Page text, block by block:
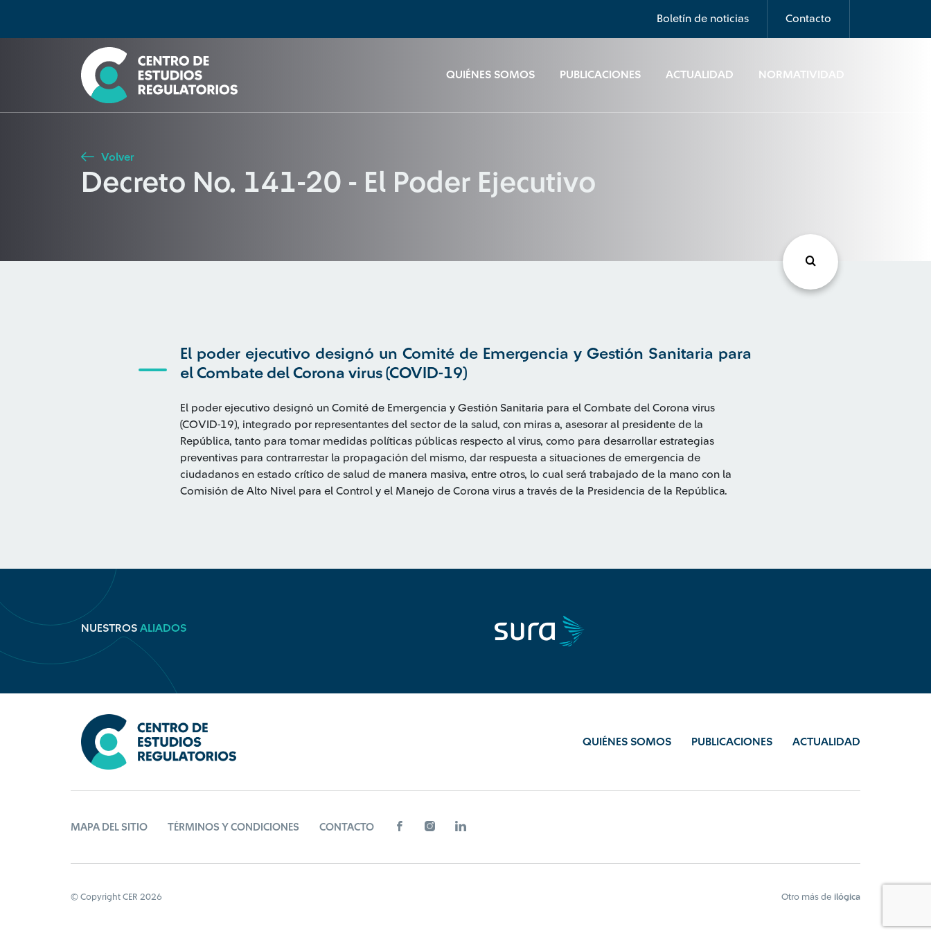
Boletín de noticias Contacto
QUIÉNES SOMOS PUBLICACIONES ACTUALIDAD NORMATIVIDAD
Seleccione país
Buscar
Volver
Decreto No. 141-20 - El Poder Ejecutivo
El poder ejecutivo designó un Comité de Emergencia y Gestión Sanitaria para
el Combate del Corona virus (COVID-19)
El poder ejecutivo designó un Comité de Emergencia y Gestión Sanitaria para el Combate del Corona virus
(COVID-19), integrado por representantes del sector de la salud, con miras a, asesorar al presidente de la
República, tanto para tomar medidas políticas públicas respecto al virus, como para desarrollar estrategias
preventivas para contrarrestar la propagación del mismo, dar respuesta a situaciones de emergencia de
ciudadanos en estado crítico de salud de manera masiva, entre otros, lo cual será trabajado de la mano con la
Comisión de Alto Nivel para el Control y el Manejo de Corona virus a través de la Presidencia de la República.
NUESTROS ALIADOS
QUIÉNES SOMOS PUBLICACIONES ACTUALIDAD
MAPA DEL SITIO TÉRMINOS Y CONDICIONES CONTACTO
© Copyright CER 2026 Otro más de ilógica